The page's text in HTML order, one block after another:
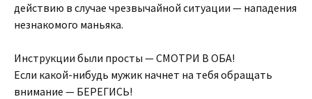
действию в случае чрезвычайной ситуации — нападения
незнакомого маньяка.
Инструкции были просты — СМОТРИ В ОБА!
Если какой-нибудь мужик начнет на тебя обращать
внимание — БЕРЕГИСЬ!